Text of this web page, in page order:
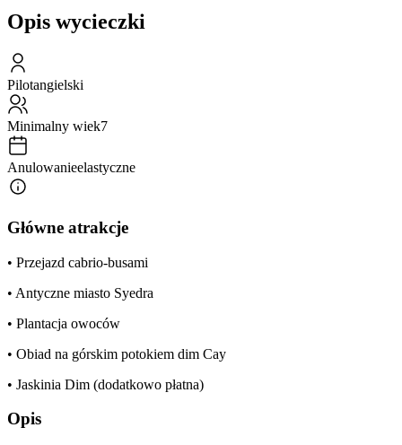
Opis wycieczki
Pilotangielski
Minimalny wiek7
Anulowanieelastyczne
Główne atrakcje
• Przejazd cabrio-busami
• Antyczne miasto Syedra
• Plantacja owoców
• Obiad na górskim potokiem dim Cay
• Jaskinia Dim (dodatkowo płatna)
Opis